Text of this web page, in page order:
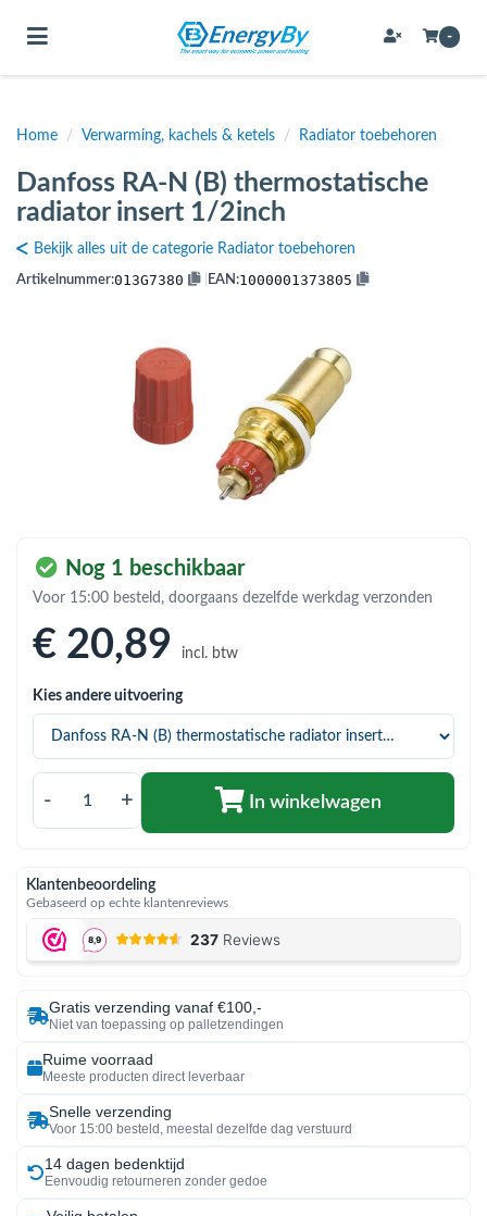
(Bevestigingsmateriaal / schroeven)
(Buffervaten, hygiene boilers & boilervaten)
(Expansievaten)
(Flexibele slangen)
(Gereedschap)
(Hemelwaterafvoer & riolering)
(Installatiemateriaal)
(Verwarming, kachels & ketels)
(Warmtepompen en warmtepompboilers)
Toggle navigation -
Home / Verwarming, kachels & ketels / Radiator toebehoren
Danfoss RA-N (B) thermostatische
radiator insert 1/2inch
Bekijk alles uit de categorie Radiator toebehoren
Artikelnummer:013G7380 EAN:1000001373805
Nog 1 beschikbaar
Voor 15:00 besteld, doorgaans dezelfde werkdag verzonden
€ 20,89 incl. btw
Kies andere uitvoering
- + In winkelwagen
Klantenbeoordeling
Gebaseerd op echte klantenreviews
Gratis verzending vanaf €100,-
Niet van toepassing op palletzendingen
Ruime voorraad
Meeste producten direct leverbaar
Snelle verzending
Voor 15:00 besteld, meestal dezelfde dag verstuurd
14 dagen bedenktijd
Eenvoudig retourneren zonder gedoe